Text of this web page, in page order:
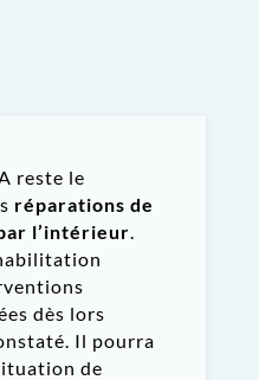
reste le
réparations de
l’intérieur
dès lors
Il pourra
de